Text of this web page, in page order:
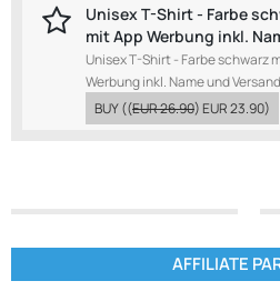
Unisex T-Shirt - Farbe
mit App Werbung inkl.
Unisex T-Shirt - Farbe schwarz
Werbung inkl. Name und Versand
BUY((EUR 26.90)EUR 23.90)
AFFILIATE